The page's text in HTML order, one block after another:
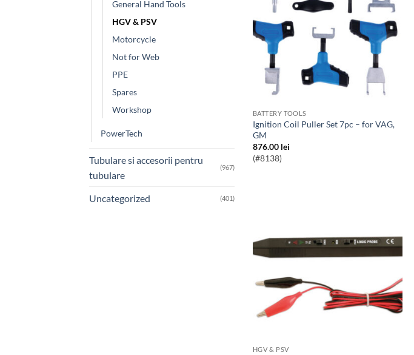
General Hand Tools
HGV & PSV
Motorcycle
Not for Web
PPE
Spares
Workshop
PowerTech
Tubulare si accesorii pentru
tubulare
(967)
Uncategorized (401)
BATTERY TOOLS
Ignition Coil Puller Set 7pc – for VAG,
GM
876.00 lei
(#8138)
HGV & PSV